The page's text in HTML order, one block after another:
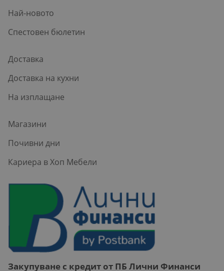
Най-новото
Спестовен бюлетин
Доставка
Доставка на кухни
На изплащане
Магазини
Почивни дни
Кариера в Хоп Мебели
Закупуване с кредит от ПБ Лични Финанси